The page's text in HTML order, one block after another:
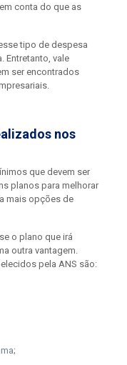
conta do que as
tipo de despesa
Entretanto, vale
ser encontrados
nos
que devem ser
planos para melhorar
mais opções de
o plano que irá
outra vantagem.
pela ANS são: